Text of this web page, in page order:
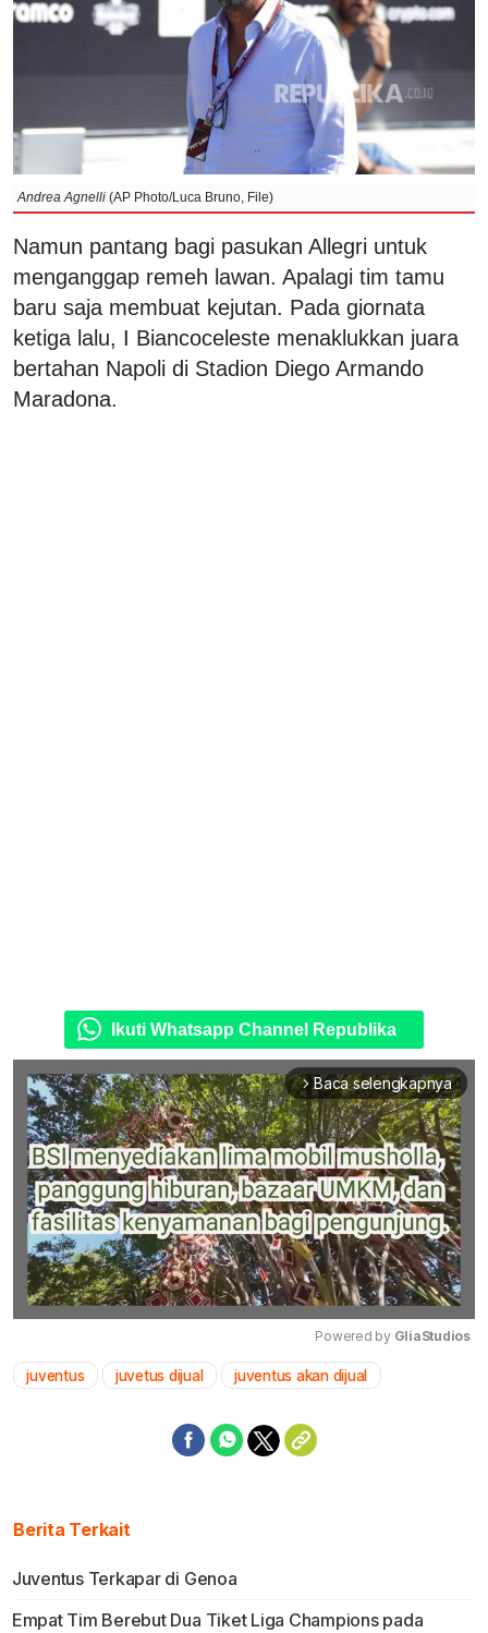
Andrea Agnelli (AP Photo/Luca Bruno, File)
Namun pantang bagi pasukan Allegri untuk
menganggap remeh lawan. Apalagi tim tamu
baru saja membuat kejutan. Pada giornata
ketiga lalu, I Biancoceleste menaklukkan juara
bertahan Napoli di Stadion Diego Armando
Maradona.
Ikuti Whatsapp Channel Republika
arrow_forward_ios Baca selengkapnya
Powered by GliaStudios
juventus juvetus dijual juventus akan dijual
Berita Terkait
Juventus Terkapar di Genoa
Empat Tim Berebut Dua Tiket Liga Champions pada